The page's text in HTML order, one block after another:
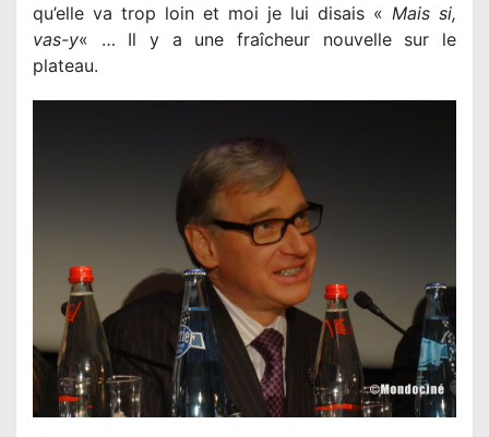
qu’elle va trop loin et moi je lui disais « Mais si,
vas-y« … Il y a une fraîcheur nouvelle sur le
plateau.